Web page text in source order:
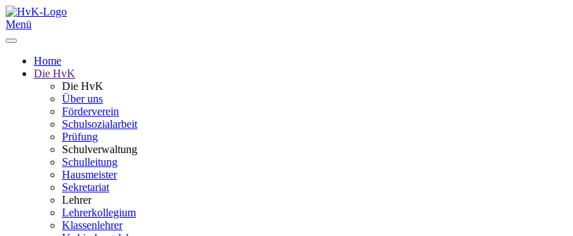
Menü
Home
Die HvK
Die HvK
Über uns
Förderverein
Schulsozialarbeit
Prüfung
Schulverwaltung
Schulleitung
Hausmeister
Sekretariat
Lehrer
Lehrerkollegium
Klassenlehrer